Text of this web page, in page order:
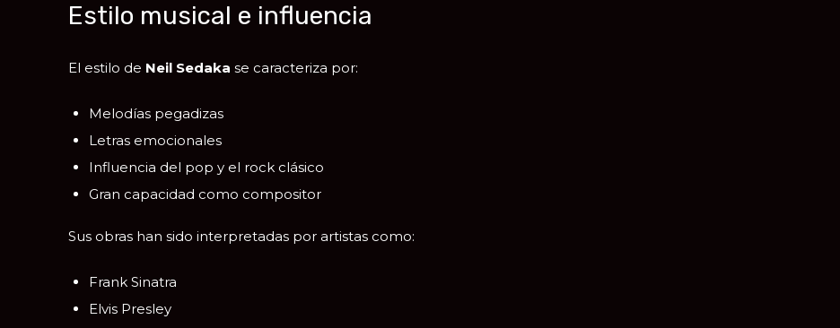
Estilo musical e influencia
El estilo de Neil Sedaka se caracteriza por:
Melodías pegadizas
Letras emocionales
Influencia del pop y el rock clásico
Gran capacidad como compositor
Sus obras han sido interpretadas por artistas como:
Frank Sinatra
Elvis Presley